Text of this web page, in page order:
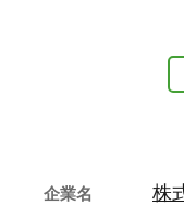
企業名 株